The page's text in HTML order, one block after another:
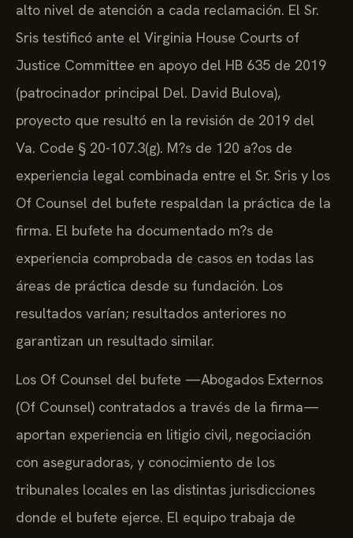
alto nivel de atención a cada reclamación. El Sr.
Sris testificó ante el Virginia House Courts of
Justice Committee en apoyo del HB 635 de 2019
(patrocinador principal Del. David Bulova),
proyecto que resultó en la revisión de 2019 del
Va. Code § 20-107.3(g). M?s de 120 a?os de
experiencia legal combinada entre el Sr. Sris y los
Of Counsel del bufete respaldan la práctica de la
firma. El bufete ha documentado m?s de
experiencia comprobada de casos en todas las
áreas de práctica desde su fundación. Los
resultados varían; resultados anteriores no
garantizan un resultado similar.
Los Of Counsel del bufete —Abogados Externos
(Of Counsel) contratados a través de la firma—
aportan experiencia en litigio civil, negociación
con aseguradoras, y conocimiento de los
tribunales locales en las distintas jurisdicciones
donde el bufete ejerce. El equipo trabaja de